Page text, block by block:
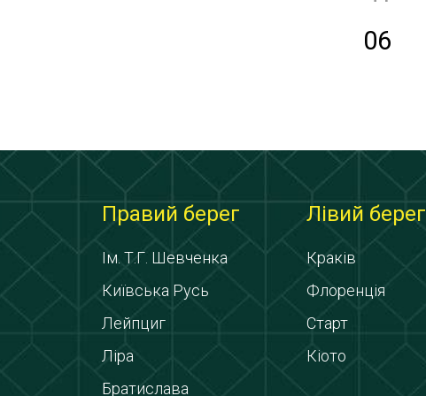
06
Правий берег
Ім. Т.Г. Шевченка
Київська Русь
Лейпциг
Ліра
Братислава
Лівий берег
Краків
Флоренція
Старт
Кіото